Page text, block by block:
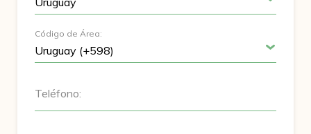
Código de Área:
Teléfono: